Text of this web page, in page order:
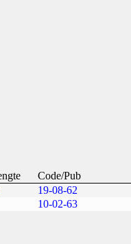
Code/Pub
19-08-62
10-02-63